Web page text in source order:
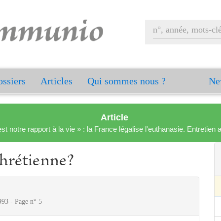
Articles Qui sommes nous ?
Article
notre rapport à la vie » : la France légalise l'euthanasie. Entretien
- Page n° 5